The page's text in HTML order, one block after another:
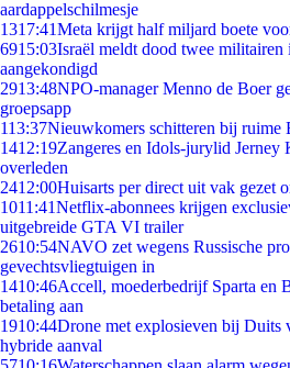
aardappelschilmesje
1317:41Meta krijgt half miljard boete
6915:03Israël meldt dood twee
aangekondigd
2913:48NPO-manager Menno de Boer
groepsapp
113:37Nieuwkomers schitteren bij ruime
1412:19Zangeres en Idols-jurylid Jerney
overleden
2412:00Huisarts per direct uit vak gezet
1011:41Netflix-abonnees krijgen
uitgebreide GTA VI trailer
2610:54NAVO zet wegens Russische
gevechtsvliegtuigen in
1410:46Accell, moederbedrijf Sparta en
betaling aan
1910:44Drone met explosieven bij Duits
hybride aanval